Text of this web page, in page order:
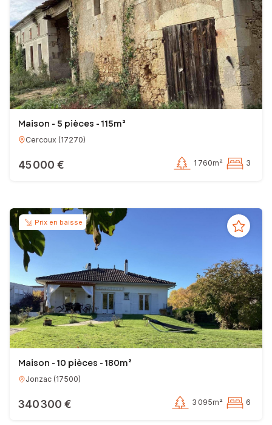
Maison - 5 pièces - 115m²
Cercoux (17270)
45 000 € 1 760m² 3
Prix en baisse
Maison - 10 pièces - 180m²
Jonzac (17500)
340 300 € 3 095m² 6